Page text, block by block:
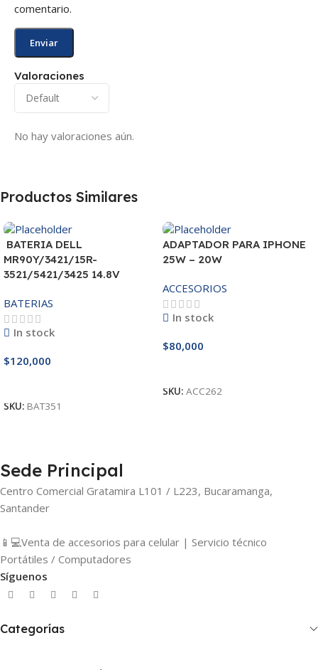
Valoraciones
No hay valoraciones aún.
comentario.
Productos Similares
BATERIA DELL
MR90Y/3421/15R-
3521/5421/3425 14.8V
BATERIAS
In stock
$120,000
SKU: BAT351
ADAPTADOR PARA IPHONE
25W – 20W
ACCESORIOS
In stock
$80,000
SKU: ACC262
Sede Principal
Centro Comercial Gratamira L101 / L223, Bucaramanga,
Santander
📱💻Venta de accesorios para celular | Servicio técnico
Portátiles / Computadores
Síguenos
Categorías